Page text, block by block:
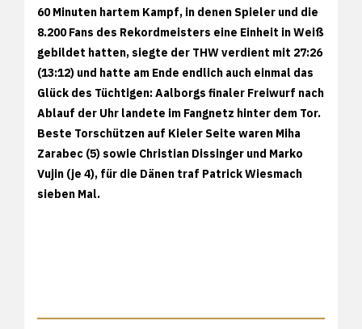
60 Minuten hartem Kampf, in denen Spieler und die
8.200 Fans des Rekordmeisters eine Einheit in Weiß
gebildet hatten, siegte der THW verdient mit 27:26
(13:12) und hatte am Ende endlich auch einmal das
Glück des Tüchtigen: Aalborgs finaler Freiwurf nach
Ablauf der Uhr landete im Fangnetz hinter dem Tor.
Beste Torschützen auf Kieler Seite waren Miha
Zarabec (5) sowie Christian Dissinger und Marko
Vujin (je 4), für die Dänen traf Patrick Wiesmach
sieben Mal.